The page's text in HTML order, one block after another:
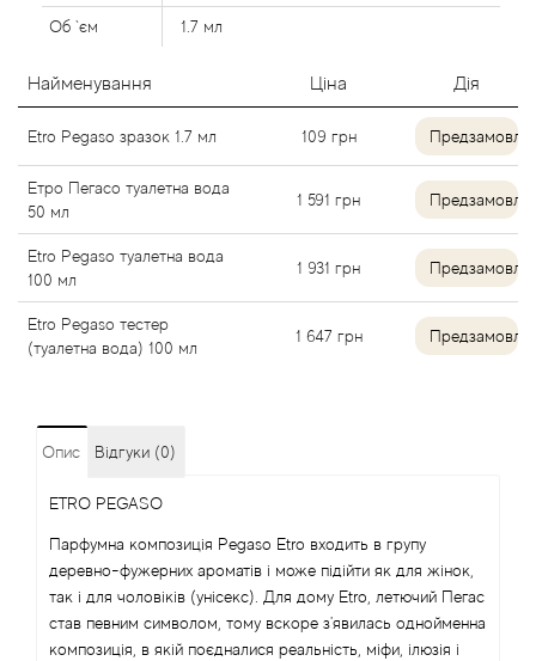
Об `єм 1.7 мл
Найменування Ціна Дія
Etro Pegaso зразок 1.7 мл 109 грн
Етро Пегасо туалетна вода
50 мл
1 591 грн
Etro Pegaso туалетна вода
100 мл
1 931 грн
Etro Pegaso тестер
(туалетна вода) 100 мл
1 647 грн
Опис Відгуки (0)
ETRO PEGASO
Парфумна композиція Pegaso Etro входить в групу
деревно-фужерних ароматів і може підійти як для жінок,
так і для чоловіків (унісекс). Для дому Etro, летючий Пегас
став певним символом, тому вскоре з'явилась однойменна
композиція, в якій поєдналися реальність, міфи, ілюзія і
Alexandre J
Alfred Dunhill
Alyson Oldoini
Alyssa Ashley
American Crew
Amouage
Andre L'Arom
Angel Schlesser
Anima Mundi
Anna Sui